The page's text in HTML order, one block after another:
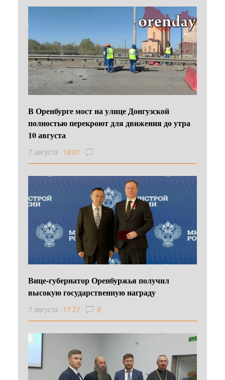
В Оренбурге мост на улице Донгузской
полностью перекроют для движения до утра
10 августа
7 августа 18:01
Вице-губернатор Оренбуржья получил
высокую государственную награду
7 августа 17:27 8